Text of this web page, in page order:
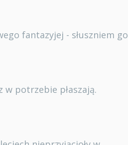
fantazyjej - słuszniem go
w potrzebie płaszają.